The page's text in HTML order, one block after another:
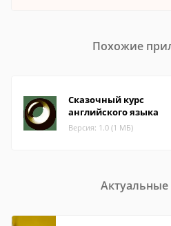
Похожие
Сказочный курс
английского языка
Версия: 1.0 (1 МБ)
Актуальные